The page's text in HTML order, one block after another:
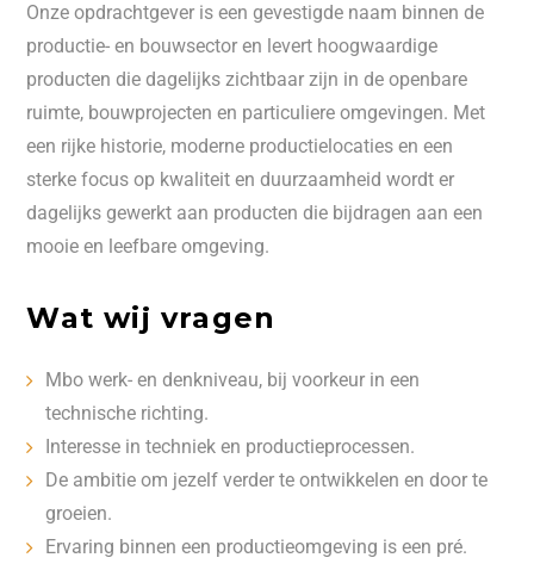
Onze opdrachtgever is een gevestigde naam binnen de
productie- en bouwsector en levert hoogwaardige
producten die dagelijks zichtbaar zijn in de openbare
ruimte, bouwprojecten en particuliere omgevingen. Met
een rijke historie, moderne productielocaties en een
sterke focus op kwaliteit en duurzaamheid wordt er
dagelijks gewerkt aan producten die bijdragen aan een
mooie en leefbare omgeving.
Wat wij vragen
Mbo werk- en denkniveau, bij voorkeur in een
technische richting.
Interesse in techniek en productieprocessen.
De ambitie om jezelf verder te ontwikkelen en door te
groeien.
Ervaring binnen een productieomgeving is een pré.